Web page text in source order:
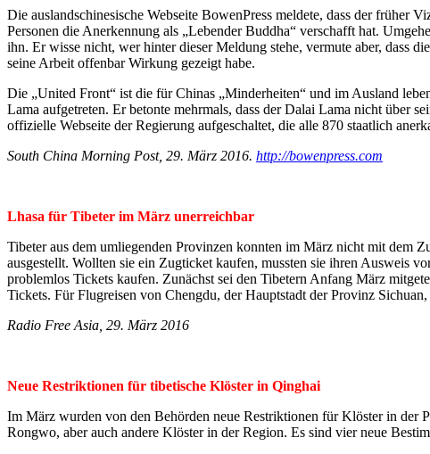
Die auslandschinesische Webseite BowenPress meldete, dass der früher
Personen die Anerkennung als „Lebender Buddha“ verschafft hat.
ihn. Er wisse nicht, wer hinter dieser Meldung stehe, vermute aber, dass
seine Arbeit offenbar Wirkung gezeigt habe.
Die „United Front“ ist die für Chinas „Minderheiten“ und im Ausland
Lama aufgetreten. Er betonte mehrmals, dass der Dalai Lama nicht über
offizielle Webseite der Regierung aufgeschaltet, die alle 870 staatlich
South China Morning Post, 29. März 2016. http://bowenpress.com
Lhasa für Tibeter im März unerreichbar
Tibeter aus dem umliegenden Provinzen konnten im März nicht mit dem
ausgestellt. Wollten sie ein Zugticket kaufen, mussten sie ihren Ausweis
problemlos Tickets kaufen. Zunächst sei den Tibetern Anfang März
Tickets. Für Flugreisen von Chengdu, der Hauptstadt der Provinz
Radio Free Asia, 29. März 2016
Neue Restriktionen für tibetische Klöster in Qinghai
Im März wurden von den Behörden neue Restriktionen für Klöster in der
Rongwo, aber auch andere Klöster in der Region. Es sind vier neue